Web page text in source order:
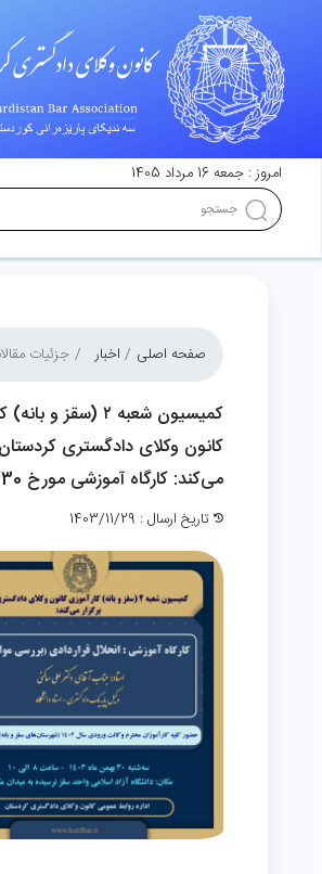
امروز : جمعه 16 مرداد 1405
صفحه اصلی اخبار جزئیات
کمیسیون شعبه ۲ (سقز و
کانون وکلای دادگستری کردستان
می‌کند: کارگاه آموزشی مورخ 1403/11/30
تاریخ ارسال : 1403/11/29